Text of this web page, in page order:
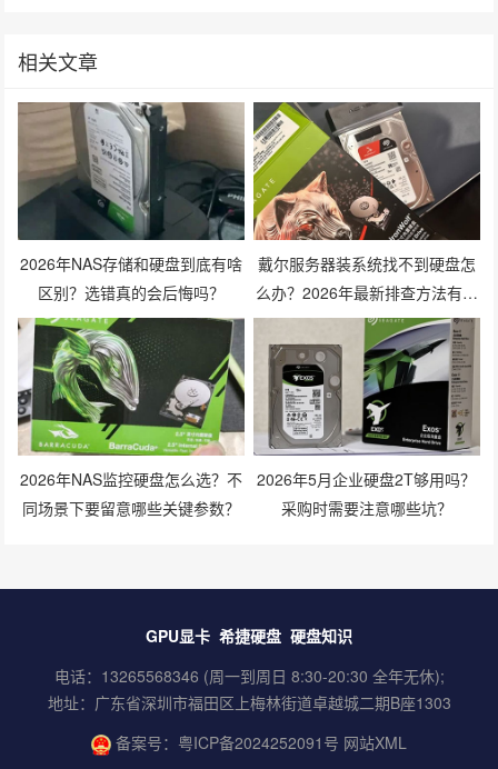
相关文章
2026年NAS存储和硬盘到底有啥
区别？选错真的会后悔吗？
戴尔服务器装系统找不到硬盘怎
么办？2026年最新排查方法有哪
些？
2026年NAS监控硬盘怎么选？不
同场景下要留意哪些关键参数？
2026年5月企业硬盘2T够用吗？
采购时需要注意哪些坑？
GPU显卡 希捷硬盘 硬盘知识
电话：13265568346 (周一到周日 8:30-20:30 全年无休);
地址：广东省深圳市福田区上梅林街道卓越城二期B座1303
备案号： 粤ICP备2024252091号 网站XML